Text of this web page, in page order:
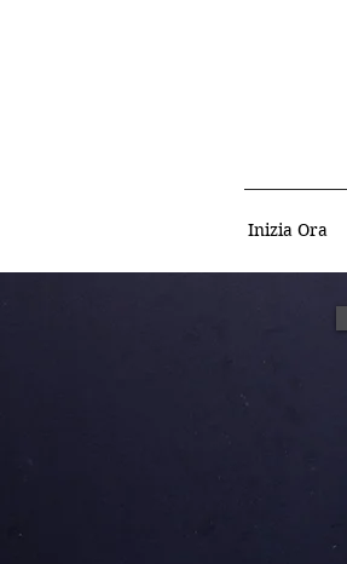
Inizia Ora